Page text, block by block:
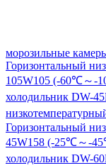
морозильные
Горизонтальный
105W105 (-60℃～-
холодильник DW-
Горизонтальный
45W158 (-25℃～-
холодильник DW-